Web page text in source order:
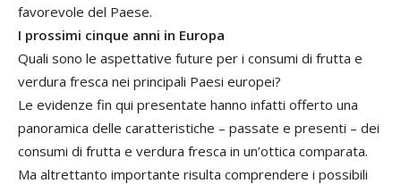
favorevole del Paese.
I prossimi cinque anni in Europa
Quali sono le aspettative future per i consumi di frutta e
verdura fresca nei principali Paesi europei?
Le evidenze fin qui presentate hanno infatti offerto una
panoramica delle caratteristiche – passate e presenti – dei
consumi di frutta e verdura fresca in un’ottica comparata.
Ma altrettanto importante risulta comprendere i possibili